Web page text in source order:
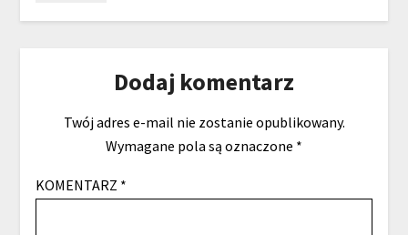
Dodaj komentarz
Twój adres e-mail nie zostanie opublikowany.
Wymagane pola są oznaczone *
KOMENTARZ *